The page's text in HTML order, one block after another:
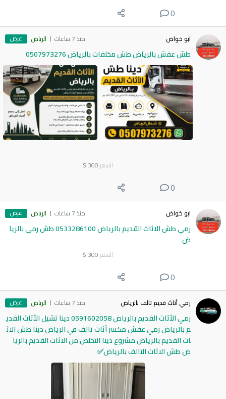
0
ابو خواض منذ 7 ساعات الرياض عرض
طش عفش بالرياض طش مخلفات بالرياض 0507973276
السعر 300
$
0
ابو خواض منذ 7 ساعات الرياض عرض
رمي طش الاثاث القديم بالرياض 0533286100 طش رمي بالريا
ض
السعر 300
$
0
رمي أثاث قديم تالف بالرياض منذ 7 ساعات الرياض عرض
رمي الأثاث القديم بالرياض 0591602058 دينا تشيل الأثاث القدي
م بالرياض رمي عفش مكسر أثاث تالف في الرياض دينا طش الاث
اث القديم بالرياض مشروع دينا التخلص من الاثاث القديم بالريا
ض طش الاثاث التالف بالرياض✅